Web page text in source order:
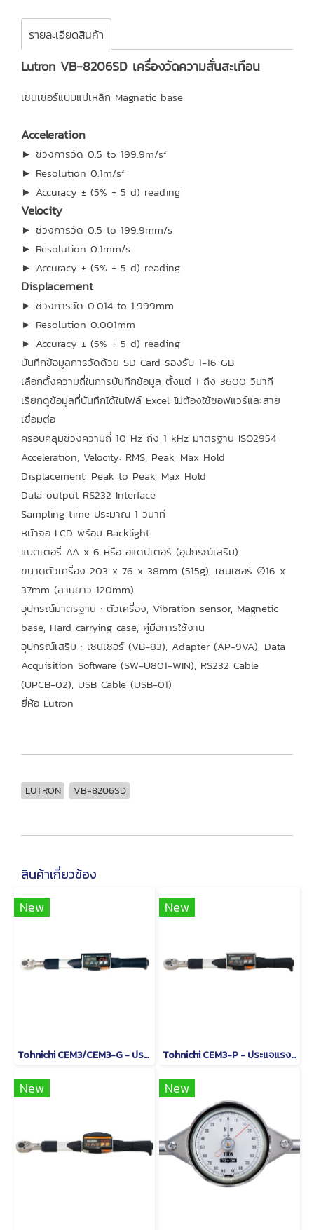
รายละเอียดสินค้า
Lutron VB-8206SD เครื่องวัดความสั่นสะเทือน
เซนเซอร์แบบแม่เหล็ก Magnatic base
Acceleration
► ช่วงการวัด 0.5 to 199.9m/s²
► Resolution 0.1m/s²
► Accuracy ± (5% + 5 d) reading
Velocity
► ช่วงการวัด 0.5 to 199.9mm/s
► Resolution 0.1mm/s
► Accuracy ± (5% + 5 d) reading
Displacement
► ช่วงการวัด 0.014 to 1.999mm
► Resolution 0.001mm
► Accuracy ± (5% + 5 d) reading
บันทึกข้อมูลการวัดด้วย SD Card รองรับ 1-16 GB
เลือกตั้งความถี่ในการบันทึกข้อมูล ตั้งแต่ 1 ถึง 3600 วินาที
เรียกดูข้อมูลที่บันทึกได้ในไฟล์ Excel ไม่ต้องใช้ซอฟแวร์และสาย
เชื่อมต่อ
ครอบคลุมช่วงความถี่ 10 Hz ถึง 1 kHz มาตรฐาน ISO2954
Acceleration, Velocity: RMS, Peak, Max Hold
Displacement: Peak to Peak, Max Hold
Data output RS232 Interface
Sampling time ประมาณ 1 วินาที
หน้าจอ LCD พร้อม Backlight
แบตเตอรี่ AA x 6 หรือ อแดปเตอร์ (อุปกรณ์เสริม)
ขนาดตัวเครื่อง 203 x 76 x 38mm (515g), เซนเซอร์ ∅16 x
37mm (สายยาว 120mm)
อุปกรณ์มาตรฐาน : ตัวเครื่อง, Vibration sensor, Magnetic
base, Hard carrying case, คู่มือการใช้งาน
อุปกรณ์เสริม : เซนเซอร์ (VB-83), Adapter (AP-9VA), Data
Acquisition Software (SW-U801-WIN), RS232 Cable
(UPCB-02), USB Cable (USB-01)
ยี่ห้อ Lutron
LUTRON VB-8206SD
สินค้าเกี่ยวข้อง
New
Tohnichi CEM3/CEM3-G - ประแจวัดแรงบิดแบบอ่านค่าโดยตรง
New
Tohnichi CEM3-P - ประแจแรงบิดดิจิตอลชนิดหัวเปลี่ยนได้
New New